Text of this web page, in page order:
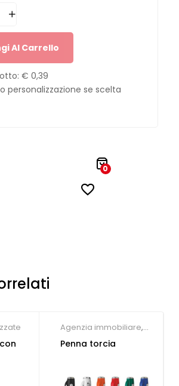
Al Carrello
€ 0,39
personalizzazione se scelta
0
Agenzia immobiliare,
Concessionari auto e
Società Sportive ,Studio
Penna torcia